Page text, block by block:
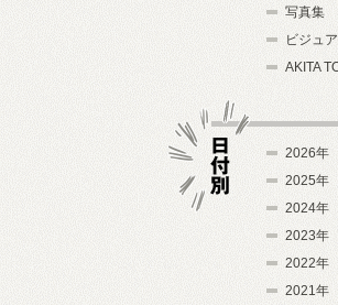
写真集
ビジュ
AKITA
2026年
2025年
2024年
2023年
2022年
2021年